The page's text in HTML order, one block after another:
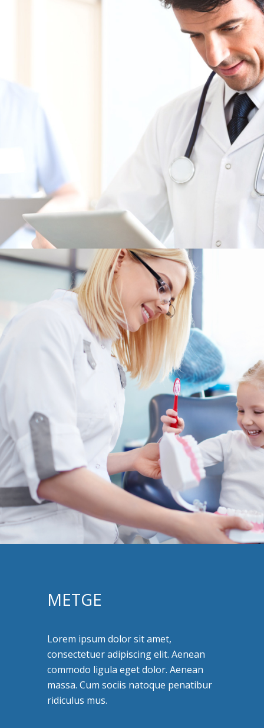
METGE
Lorem ipsum dolor sit amet,
consectetuer adipiscing elit. Aenean
commodo ligula eget dolor. Aenean
massa. Cum sociis natoque penatibur
ridiculus mus.